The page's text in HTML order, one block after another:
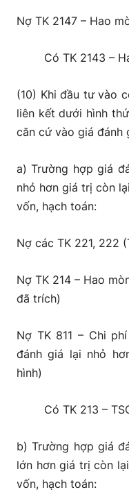
Nợ TK 2147 – Hao
Có TK 2143 –
(10) Khi đầu tư vào
liên kết dưới hình
căn cứ vào giá đánh
a) Trường hợp giá
nhỏ hơn giá trị còn
vốn, hạch toán:
Nợ các TK 221, 222
Nợ TK 214 – Hao
đã trích)
Nợ TK 811 – Chi
đánh giá lại nhỏ
hình)
Có TK 213 –
b) Trường hợp giá
lớn hơn giá trị còn
vốn, hạch toán: